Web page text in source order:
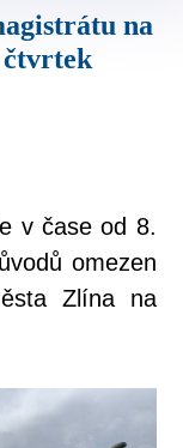
čtvrtek
v čase od 8.
omezen
Zlína na